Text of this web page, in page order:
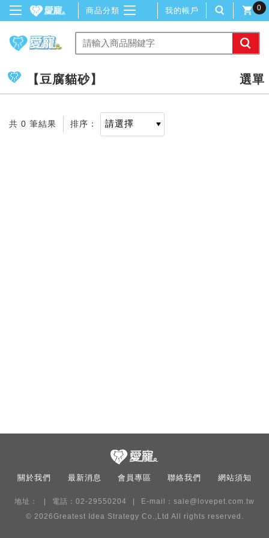
商品分類 我的帳戶 0
【豆腐貓砂】
共 0 筆結果 排序：
關於我們 最新消息 會員專區 聯絡我們 網站須知
地址： 電話：02-29550204 E-mail： sale@lovepet.com.tw
© 2026Greatest Idea Strategy Co.,Ltd All rights reserved.